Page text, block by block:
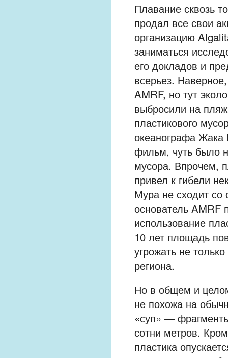
Плавание сквозь
продал все свои
организацию
заниматься
его докладов и
всерьез.
AMRF, но тут
выбросили на
пластикового
океанографа Жака
фильм, чуть было
мусора. Впрочем,
привел к гибели
Мура не сходит
основатель AMRF
использование
10 лет площадь
угрожать не
региона.
Но в общем и
не похожа на
«суп» —
сотни метров.
пластика